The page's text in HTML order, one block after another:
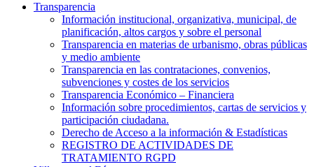
Transparencia
Información institucional, organizativa, municipal, de
planificación, altos cargos y sobre el personal
Transparencia en materias de urbanismo, obras públicas
y medio ambiente
Transparencia en las contrataciones, convenios,
subvenciones y costes de los servicios
Transparencia Económico – Financiera
Información sobre procedimientos, cartas de servicios y
participación ciudadana.
Derecho de Acceso a la información & Estadísticas
REGISTRO DE ACTIVIDADES DE
TRATAMIENTO RGPD